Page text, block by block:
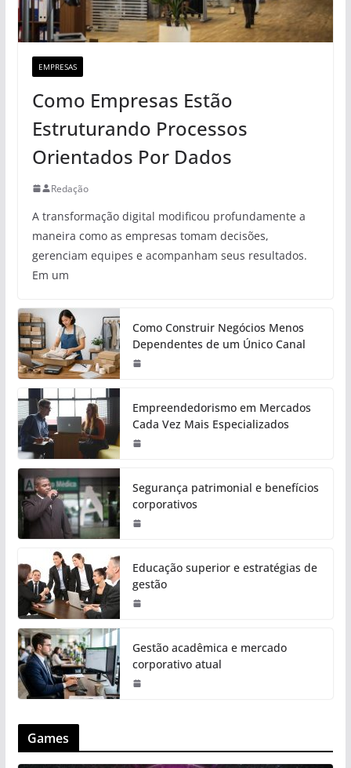
EMPRESAS
Como Empresas Estão
Estruturando Processos
Orientados Por Dados
Redação
A transformação digital modificou profundamente a
maneira como as empresas tomam decisões,
gerenciam equipes e acompanham seus resultados.
Em um
Como Construir Negócios Menos
Dependentes de um Único Canal
Empreendedorismo em Mercados
Cada Vez Mais Especializados
Segurança patrimonial e benefícios
corporativos
Educação superior e estratégias de
gestão
Gestão acadêmica e mercado
corporativo atual
Games